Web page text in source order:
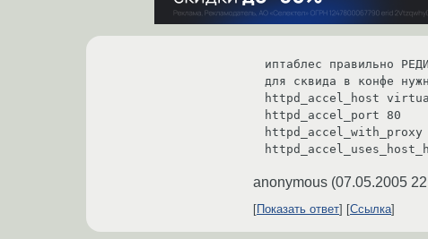
иптаблес правильно
для сквида в конфе
httpd_accel_host
httpd_accel_port 80
httpd_accel_with_proxy
anonymous (07.05.2005
Показать ответ Ссылка